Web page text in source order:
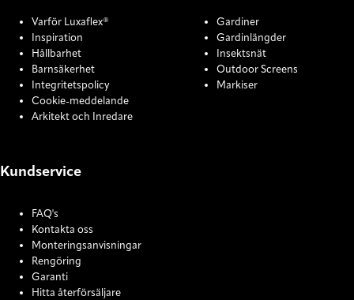
Varför Luxaflex®
Inspiration
Hållbarhet
Barnsäkerhet
Integritetspolicy
Cookie-meddelande
Arkitekt och Inredare
Gardiner
Gardinlängder
Insektsnät
Outdoor Screens
Markiser
Kundservice
FAQ's
Kontakta oss
Monteringsanvisningar
Rengöring
Garanti
Hitta återförsäljare